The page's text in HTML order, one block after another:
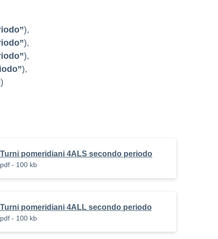
),
),
),
),
)
Turni pomeridiani 4ALS secondo periodo
pdf - 100 kb
Turni pomeridiani 4ALL secondo periodo
pdf - 100 kb